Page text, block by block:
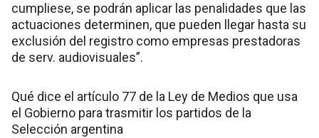
cumpliese, se podrán aplicar las penalidades que las
actuaciones determinen, que pueden llegar hasta su
exclusión del registro como empresas prestadoras
de serv. audiovisuales”.
Qué dice el artículo 77 de la Ley de Medios que usa
el Gobierno para trasmitir los partidos de la
Selección argentina